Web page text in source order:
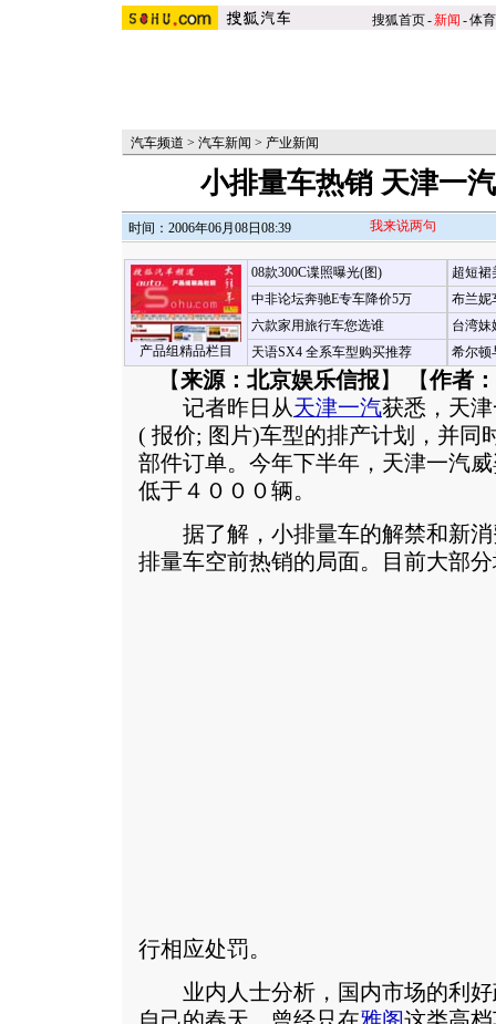
搜狐首页-新闻 -体育
汽车频道 > 汽车新闻 > 产业新闻
小排量车热销 天津一
时间：2006年06月08日08:39 我来说两句
产品组精品栏目
08款300C谍照曝光(图)
中非论坛奔驰E专车降价5万
六款家用旅行车您选谁
天语SX4 全系车型购买推荐
超短裙
布兰妮
台湾妹
希尔顿
【来源：北京娱乐信报 】 【作者
记者昨日从天津一汽获悉，天
( 报价; 图片)车型的排产计划，并同
部件订单。今年下半年，天津一汽
低于４０００辆。
据了解，小排量车的解禁和新消
排量车空前热销的局面。
目前大部
行相应处罚。
业内人士分析，国内市场的利好